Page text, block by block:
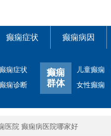
癫痫症状 癫痫病因
痫症状
痫诊断
癫痫
群体
儿童癫痫
女性癫痫
医院 癫痫病医院哪家好